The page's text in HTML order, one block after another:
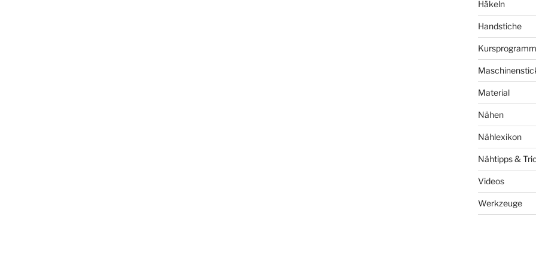
Häkeln
Handstiche
Kursprogramm
Material
Nähen
Nählexikon
Nähtipps &
Videos
Werkzeuge